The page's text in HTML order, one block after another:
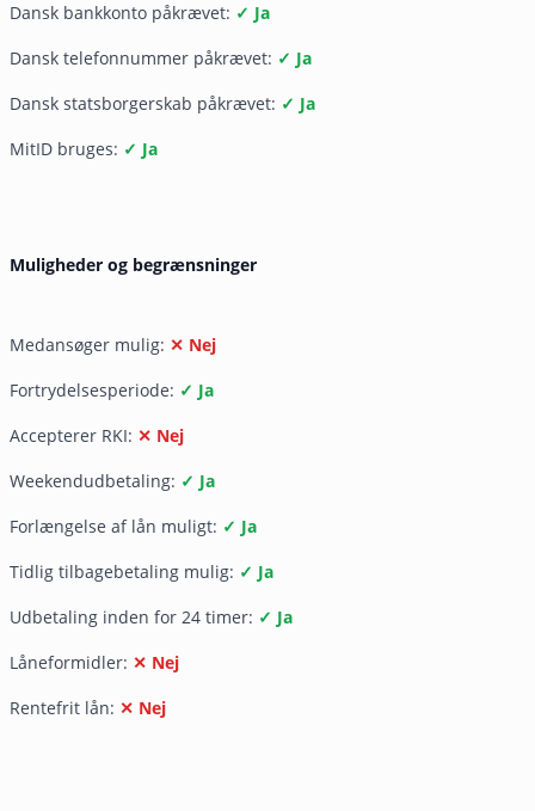
Dansk bankkonto påkrævet: ✓ Ja
Dansk telefonnummer påkrævet: ✓ Ja
Dansk statsborgerskab påkrævet: ✓ Ja
MitID bruges: ✓ Ja
Muligheder og begrænsninger
Medansøger mulig: ✕ Nej
Fortrydelsesperiode: ✓ Ja
Accepterer RKI: ✕ Nej
Weekendudbetaling: ✓ Ja
Forlængelse af lån muligt: ✓ Ja
Tidlig tilbagebetaling mulig: ✓ Ja
Udbetaling inden for 24 timer: ✓ Ja
Låneformidler: ✕ Nej
Rentefrit lån: ✕ Nej